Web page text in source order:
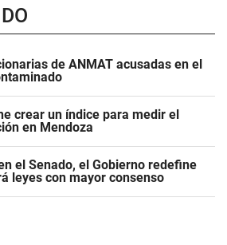
de ANMAT acusadas en el
crear un índice para medir el
en Mendoza
el Senado, el Gobierno redefine
leyes con mayor consenso